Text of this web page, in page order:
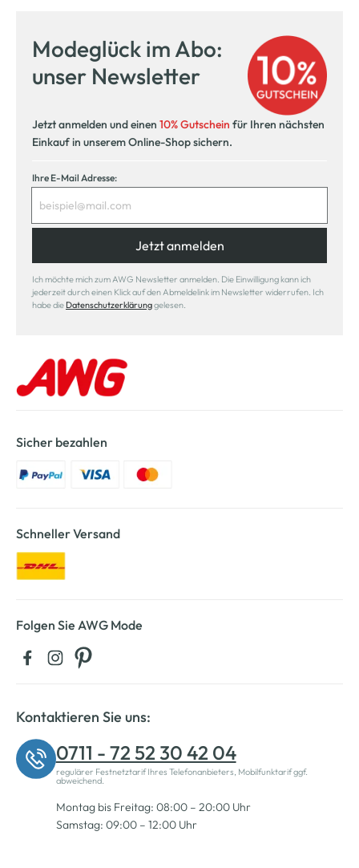
Modeglück im Abo:
unser Newsletter
Jetzt anmelden und einen 10% Gutschein für Ihren nächsten
Einkauf in unserem Online-Shop sichern.
Ihre E-Mail Adresse:
Jetzt anmelden
Ich möchte mich zum AWG Newsletter anmelden. Die Einwilligung kann ich
jederzeit durch einen Klick auf den Abmeldelink im Newsletter widerrufen. Ich
habe die Datenschutzerklärunggelesen.
Sicher bezahlen
Schneller Versand
Folgen Sie AWG Mode
Kontaktieren Sie uns:
0711 - 72 52 30 42 04
regulärer Festnetztarif Ihres Telefonanbieters, Mobilfunktarif ggf.
abweichend.
Montag bis Freitag: 08:00 – 20:00 Uhr
Samstag: 09:00 – 12:00 Uhr